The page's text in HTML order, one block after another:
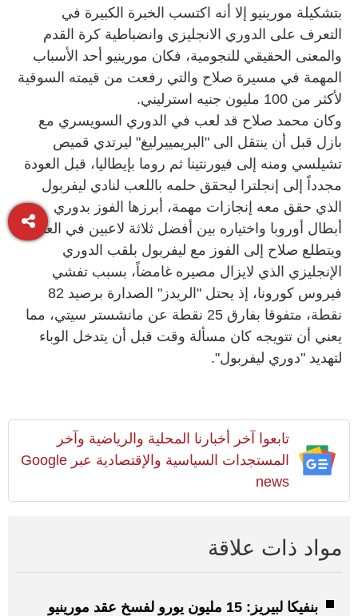
بتشكيلة مورينيو إلا أنه اكتسب الخبرة الكبيرة في
التعرف على الدوري الانجليزي وانضباطية كرة القدم
والمعنى الحقيقي للنجومية، فكان مورينيو أحد الأسباب
المهمة في مسيرة صلاح والتي رفعت من قيمته السوقية
لأكثر من 100 مليون جنيه استرليني.
وكان محمد صلاح قد لعب في الدوري السويسري مع
بازل قبل أن ينتقل الى "البريمييرليغ" ليرتدي قميص
تشيلسي ومنه إلى فيورنتينا ثم روما بإيطاليا، قبل العودة
مجدداً إلى إنجلترا ليحقق حلمه باللعب لنادي ليفربول
الذي حقق معه إنجازات مهمة، أبرزها الفوز بدوري
أبطال أوروبا واختياره بين أفضل ثلاثة لاعبين في العالم.
ويتطلع صلاح إلى الفوز مع ليفربول بلقب الدوري
الإنجليزي الذي لايزال مصيره غامضاً، بسبب تفشي
فيروس كورونا، إذ يحتل "الريدز" الصدارة برصيد 82
نقطة، متفوقا بفارق 25 نقطة عن مانشستر سيتي، مما
يعني أن تتويجه كان مسألة وقت قبل أن يتدخل الوباء
لتهديد "دوري ليفربول".
تابعوا آخر أخبارنا المحلية والرياضية وآخر
المستجدات السياسية والإقتصادية عبر Google
news
مواد ذات علاقة
بنفيكا لبيريز: 15 مليون يورو لفسخ عقد مورينيو